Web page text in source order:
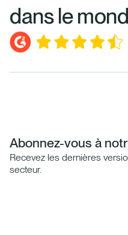
dans le
Abonnez-vous à
Recevez les dernières
secteur.